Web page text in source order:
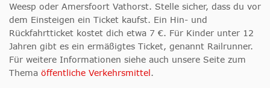
Weesp oder Amersfoort Vathorst. Stelle sicher, dass du vor
dem Einsteigen ein Ticket kaufst. Ein Hin- und
Rückfahrtticket kostet dich etwa 7 €. Für Kinder unter 12
Jahren gibt es ein ermäßigtes Ticket, genannt Railrunner.
Für weitere Informationen siehe auch unsere Seite zum
Thema öffentliche Verkehrsmittel.